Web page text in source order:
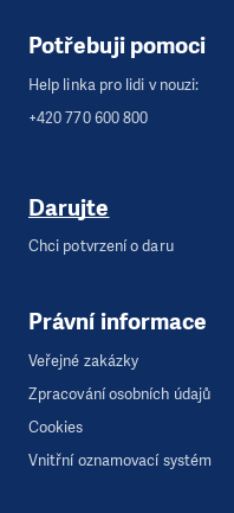
Potřebuji pomoci
Help linka pro lidi v nouzi:
+420 770 600 800
Darujte
Chci potvrzení o daru
Právní informace
Veřejné zakázky
Zpracování osobních údajů
Cookies
Vnitřní oznamovací systém